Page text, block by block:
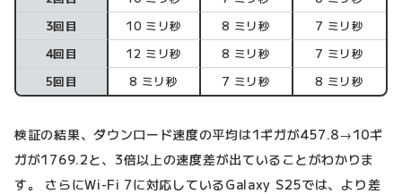
3回目
10 ミリ秒 8 ミリ秒
7 ミリ秒
4回目
12 ミリ秒 8 ミリ秒
7 ミリ秒
5回目
8 ミリ秒 7 ミリ秒 8 ミリ秒
検証の結果、ダウンロード速度の平均は1ギガが457.8→10ギ
ガが1769.2と、3倍以上の速度差が出ていることがわかりま
す。 さらにWi-Fi 7に対応しているGalaxy S25では、より差